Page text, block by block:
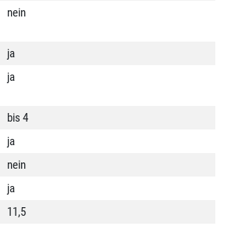
nein
ja
ja
bis 4
ja
nein
ja
11,5